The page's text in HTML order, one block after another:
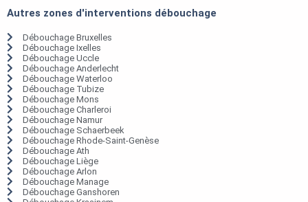
Autres zones d'interventions débouchage
Débouchage Bruxelles
Débouchage Ixelles
Débouchage Uccle
Débouchage Anderlecht
Débouchage Waterloo
Débouchage Tubize
Débouchage Mons
Débouchage Charleroi
Débouchage Namur
Débouchage Schaerbeek
Débouchage Rhode-Saint-Genèse
Débouchage Ath
Débouchage Liège
Débouchage Arlon
Débouchage Manage
Débouchage Ganshoren